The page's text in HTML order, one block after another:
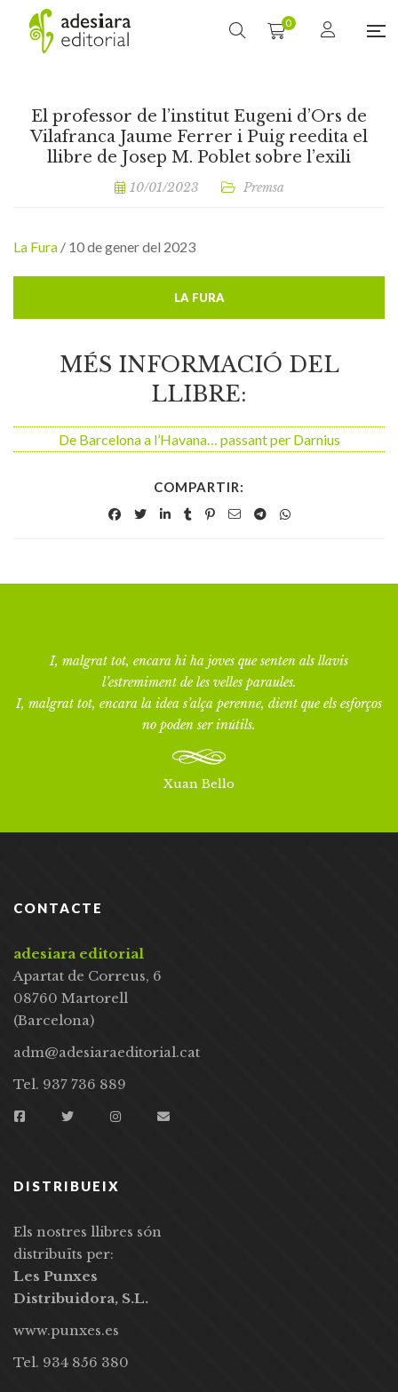
0
El professor de l’institut Eugeni d’Ors de
Vilafranca Jaume Ferrer i Puig reedita el
llibre de Josep M. Poblet sobre l’exili
10/01/2023 Premsa
La Fura / 10 de gener del 2023
LA FURA
MÉS INFORMACIÓ DEL
LLIBRE:
De Barcelona a l’Havana… passant per Darnius
COMPARTIR:
I, malgrat tot, encara hi ha joves que senten als llavis
l’estremiment de les velles paraules.
I, malgrat tot, encara la idea s’alça perenne, dient que els esforços
no poden ser inútils.
Xuan Bello
CONTACTE
adesiara editorial
Apartat de Correus, 6
08760 Martorell
(Barcelona)
adm@adesiaraeditorial.cat
Tel. 937 736 889
DISTRIBUEIX
Els nostres llibres són
distribuïts per:
Les Punxes
Distribuidora, S.L.
www.punxes.es
Tel. 934 856 380